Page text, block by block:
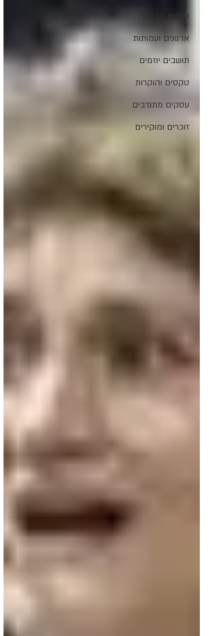
חרבות הברזל
ארגונים ועמותות
תושבים יוזמים
טקסים והוקרות
עסקים מתנדבים
זוכרים ומוקירים